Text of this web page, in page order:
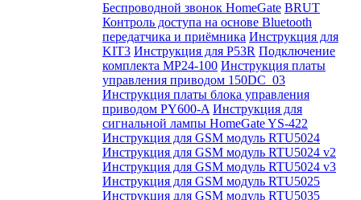
Беспроводной звонок HomeGate BRUT
Контроль доступа на основе Bluetooth
передатчика и приёмника Инструкция для
KIT3 Инструкция для P53R Подключение
комплекта MP24-100 Инструкция платы
управления приводом 150DC_03
Инструкция платы блока управления
приводом PY600-A Инструкция для
сигнальной лампы HomeGate YS-422
Инструкция для GSM модуль RTU5024
Инструкция для GSM модуль RTU5024 v2
Инструкция для GSM модуль RTU5024 v3
Инструкция для GSM модуль RTU5025
Инструкция для GSM модуль RTU5035